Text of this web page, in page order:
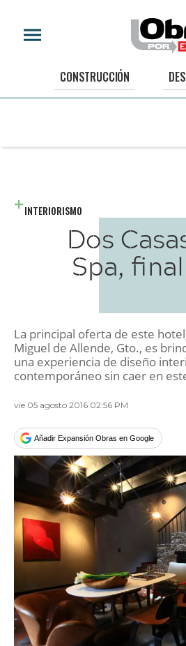
CONSTRUCCIÓN
INTERIORISMO
Dos
Spa,
La principal oferta de este
Miguel de Allende, Gto., es
una experiencia de diseño
contemporáneo sin caer en
vie 05 agosto 2016 02:56 PM
Añadir Expansión Obras en Google